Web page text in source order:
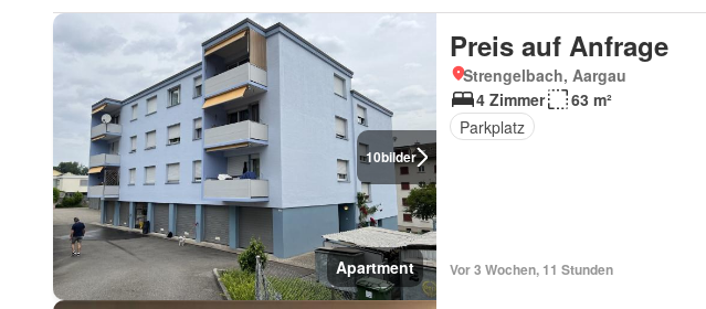
10bilder
Apartment
Preis auf Anfrage
Strengelbach, Aargau
4 Zimmer
63 m²
Parkplatz
Vor 3 Wochen, 11 Stunden